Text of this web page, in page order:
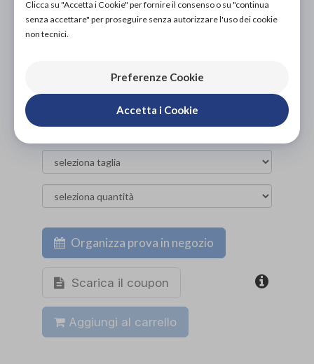
PROVA E ACQUISTA IN NEGOZIO
DA94,00€
NON DISPONIBILE
ACQUISTA ONLINE
Organizza prova in negozio
Scarica il coupon
Aggiungi al carrello
Clicca su "Accetta i Cookie" per fornire il consenso o su "continua
senza accettare" per proseguire senza autorizzare l'uso dei cookie
non tecnici.
Preferenze Cookie
Accetta i Cookie